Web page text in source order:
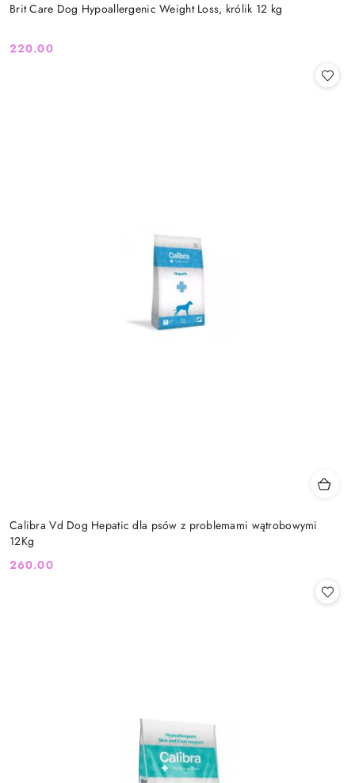
Brit Care Dog Hypoallergenic Weight Loss, królik 12 kg
Cena:
220.00
Calibra Vd Dog Hepatic dla psów z problemami wątrobowymi
12Kg
Cena:
260.00